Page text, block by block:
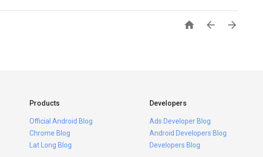
  
Products
Official Android Blog
Chrome Blog
Lat Long Blog
Developers
Ads Developer Blog
Android Developers Blog
Developers Blog